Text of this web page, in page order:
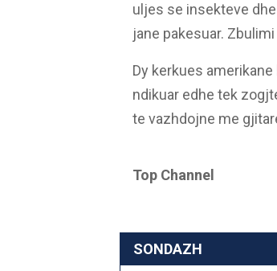
uljes se insekteve
jane pakesuar.
Dy kerkues
ndikuar edhe tek
te vazhdojne me
Top Channel
SONDAZH